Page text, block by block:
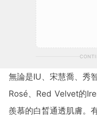
無論是IU、宋慧喬、秀
Rosé、Red Velvet的
羨慕的白晳通透肌膚。